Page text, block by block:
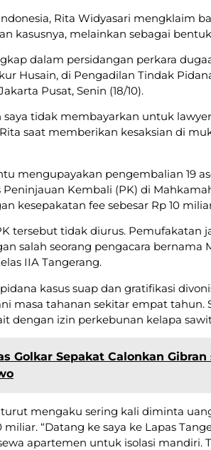
Rita Widyasari mengklaim
kasusnya, melainkan sebagai
dalam persidangan perkara
Husain, di Pengadilan Tindak
Pusat, Senin (18/10).
saya tidak membayarkan untuk
saat memberikan kesaksian di
mengupayakan pengembalian 19
Kembali (PK) di
kesepakatan fee sebesar Rp 10
tersebut tidak diurus. Pemufakatan
salah seorang pengacara bernama
IIA Tangerang.
kasus suap dan gratifikasi
masa tahanan sekitar empat tahun.
dengan izin perkebunan kelapa
Golkar Sepakat Calonkan Gibran
mengaku sering kali diminta
miliar. “Datang ke saya ke Lapas
apartemen untuk isolasi mandiri.